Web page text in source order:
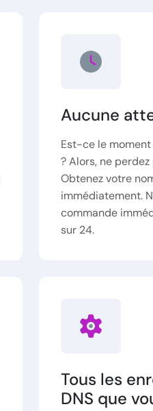
Aucune
Est-ce le
? Alors, ne
Obtenez votre
immédiatement.
commande
sur 24.
Tous les
DNS que